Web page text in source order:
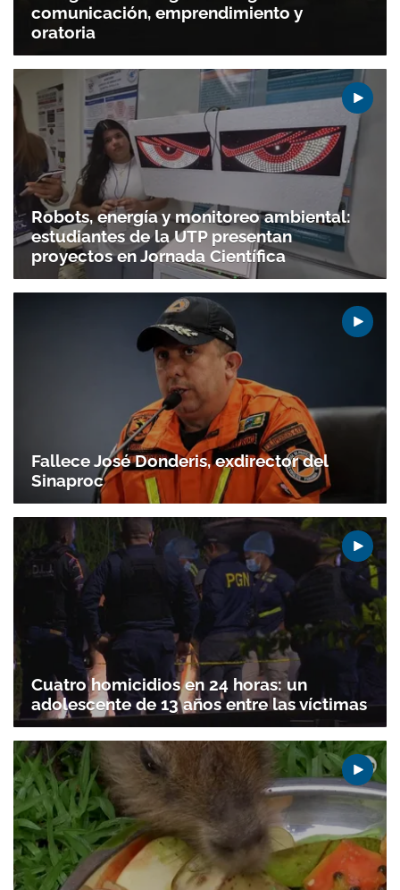
Gracias por suscribirte a nuestro boletín.
ACEPTAR
comunicación, emprendimiento y
oratoria
Robots, energía y monitoreo ambiental:
estudiantes de la UTP presentan
proyectos en Jornada Científica
Fallece José Donderis, exdirector del
Sinaproc
Cuatro homicidios en 24 horas: un
adolescente de 13 años entre las víctimas